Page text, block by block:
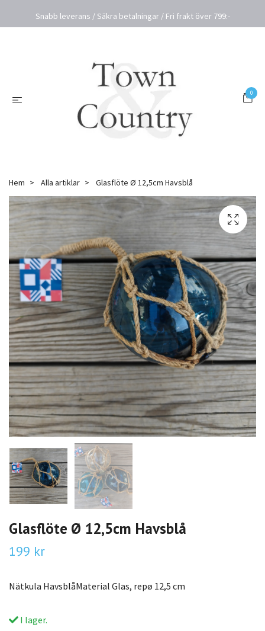
Snabb leverans / Säkra betalningar / Fri frakt över 799:-
0
Hem Alla artiklar Glasflöte Ø 12,5cm Havsblå
Glasflöte Ø 12,5cm Havsblå
199 kr
Nätkula HavsblåMaterial Glas, repø 12,5 cm
I lager.